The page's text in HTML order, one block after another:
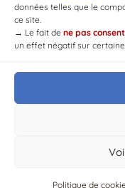
données telles que le
ce site.
→ Le fait de ne pas
un effet négatif sur
Politique de
© Mairie de